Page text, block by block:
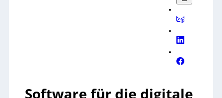
Software für die digitale